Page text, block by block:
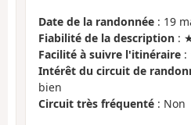
Date de la randonnée : 19
Fiabilité de la description :
Facilité à suivre l'itinéraire :
Intérêt du circuit de
bien
Circuit très fréquenté : Non